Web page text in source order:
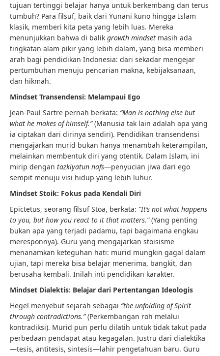
tujuan tertinggi belajar hanya untuk berkembang dan terus
tumbuh? Para filsuf, baik dari Yunani kuno hingga Islam
klasik, memberi kita peta yang lebih luas. Mereka
menunjukkan bahwa di balik growth mindset masih ada
tingkatan alam pikir yang lebih dalam, yang bisa memberi
arah bagi pendidikan Indonesia: dari sekadar mengejar
pertumbuhan menuju pencarian makna, kebijaksanaan,
dan hikmah.
Mindset Transendensi: Melampaui Ego
Jean-Paul Sartre pernah berkata: “Man is nothing else but
what he makes of himself.”(Manusia tak lain adalah apa yang
ia ciptakan dari dirinya sendiri). Pendidikan transendensi
mengajarkan murid bukan hanya menambah keterampilan,
melainkan membentuk diri yang otentik. Dalam Islam, ini
mirip dengan tazkiyatun nafs—penyucian jiwa dari ego
sempit menuju visi hidup yang lebih luhur.
Mindset Stoik: Fokus pada Kendali Diri
Epictetus, seorang filsuf Stoa, berkata: “It’s not what happens
to you, but how you react to it that matters.”(Yang penting
bukan apa yang terjadi padamu, tapi bagaimana engkau
meresponnya). Guru yang mengajarkan stoisisme
menanamkan keteguhan hati: murid mungkin gagal dalam
ujian, tapi mereka bisa belajar menerima, bangkit, dan
berusaha kembali. Inilah inti pendidikan karakter.
Mindset Dialektis: Belajar dari Pertentangan Ideologis
Hegel menyebut sejarah sebagai “the unfolding of Spirit
through contradictions.”(Perkembangan roh melalui
kontradiksi). Murid pun perlu dilatih untuk tidak takut pada
perbedaan pendapat atau kegagalan. Justru dari dialektika
—tesis, antitesis, sintesis—lahir pengetahuan baru. Guru